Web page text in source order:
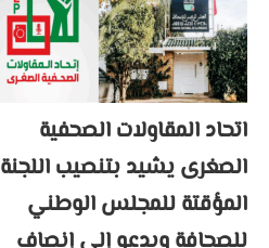
اتحاد المقاولات الصحفية
الصغرى يشيد بتنصيب اللجنة
المؤقتة للمجلس الوطني